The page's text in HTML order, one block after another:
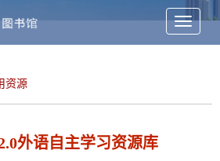
Toggle
资源
外语自主学习资源库